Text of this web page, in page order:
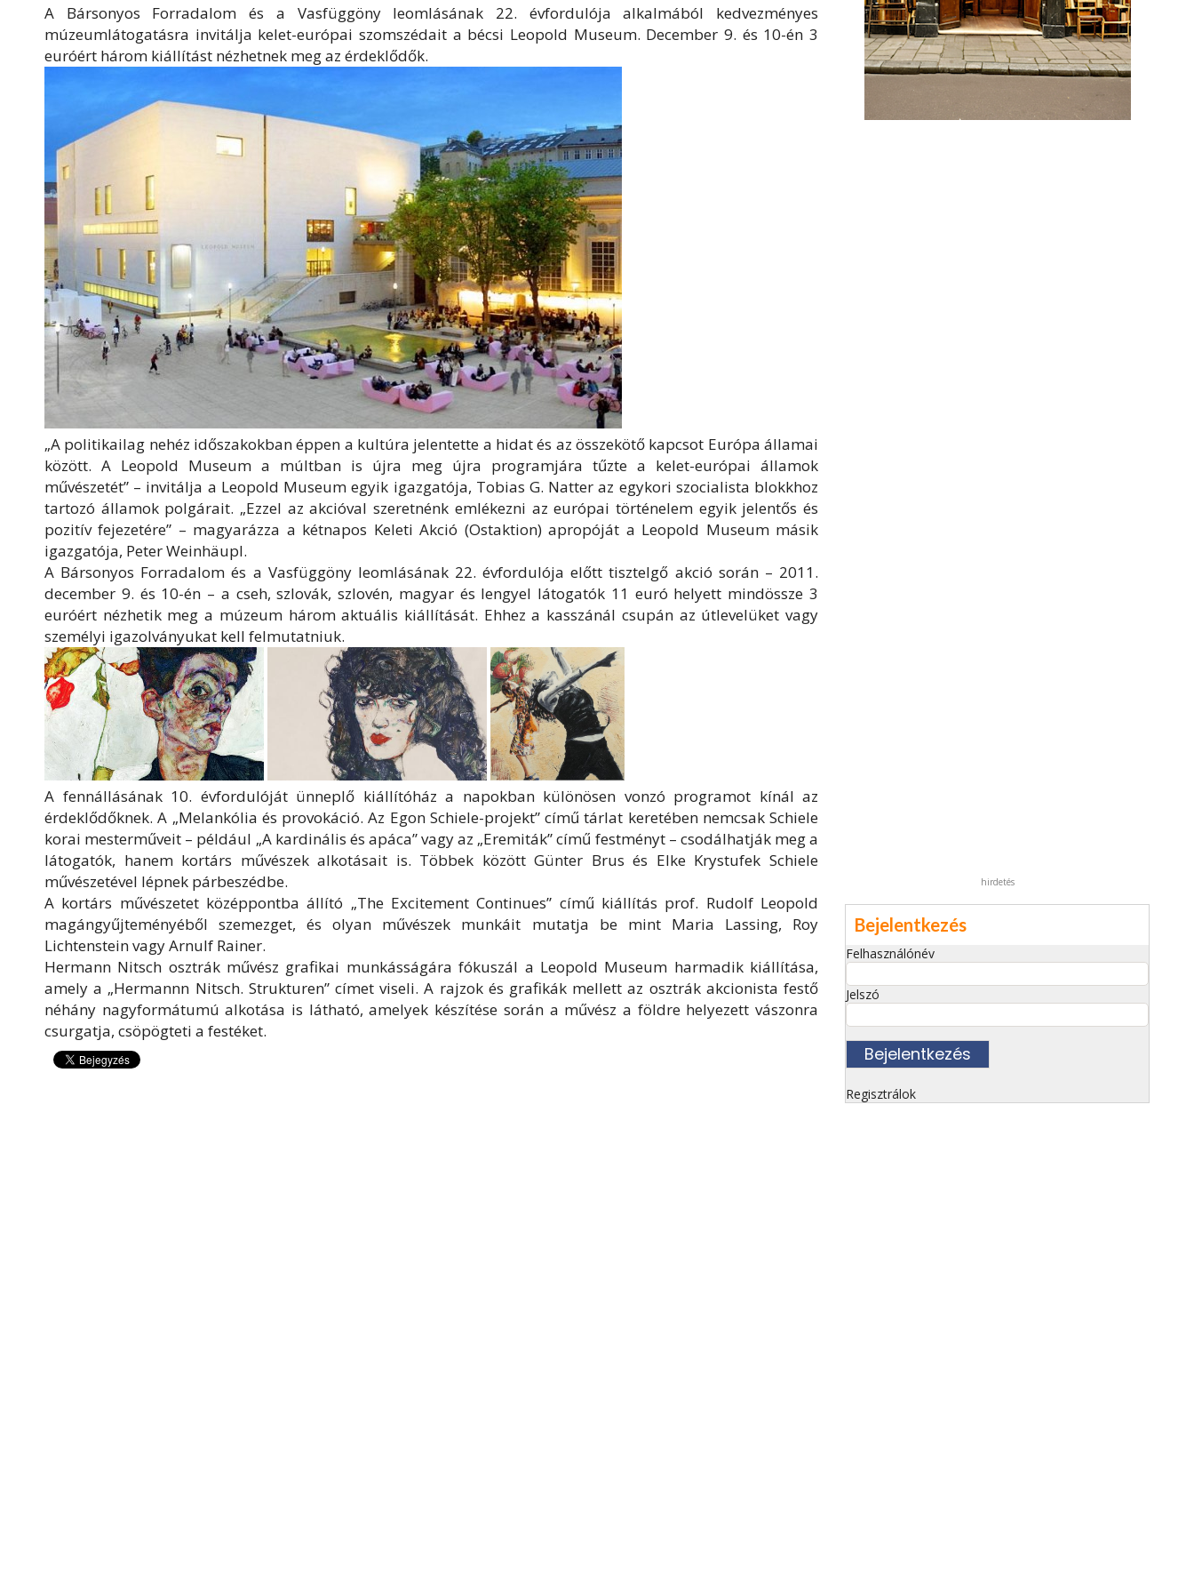
A Bársonyos Forradalom és a Vasfüggöny leomlásának 22. évfordulója alkalmából kedvezményes
múzeumlátogatásra invitálja kelet-európai szomszédait a bécsi Leopold Museum. December 9. és 10-én 3
euróért három kiállítást nézhetnek meg az érdeklődők.
„A politikailag nehéz időszakokban éppen a kultúra jelentette a hidat és az összekötő kapcsot Európa államai
között. A Leopold Museum a múltban is újra meg újra programjára tűzte a kelet-európai államok
művészetét” – invitálja a Leopold Museum egyik igazgatója, Tobias G. Natter az egykori szocialista blokkhoz
tartozó államok polgárait. „Ezzel az akcióval szeretnénk emlékezni az európai történelem egyik jelentős és
pozitív fejezetére” – magyarázza a kétnapos Keleti Akció (Ostaktion) apropóját a Leopold Museum másik
igazgatója, Peter Weinhäupl.
A Bársonyos Forradalom és a Vasfüggöny leomlásának 22. évfordulója előtt tisztelgő akció során – 2011.
december 9. és 10-én – a cseh, szlovák, szlovén, magyar és lengyel látogatók 11 euró helyett mindössze 3
euróért nézhetik meg a múzeum három aktuális kiállítását. Ehhez a kasszánál csupán az útlevelüket vagy
személyi igazolványukat kell felmutatniuk.
A fennállásának 10. évfordulóját ünneplő kiállítóház a napokban különösen vonzó programot kínál az
érdeklődőknek. A „Melankólia és provokáció. Az Egon Schiele-projekt” című tárlat keretében nemcsak Schiele
korai mesterműveit – például „A kardinális és apáca” vagy az „Eremiták” című festményt – csodálhatják meg a
látogatók, hanem kortárs művészek alkotásait is. Többek között Günter Brus és Elke Krystufek Schiele
művészetével lépnek párbeszédbe.
A kortárs művészetet középpontba állító „The Excitement Continues” című kiállítás prof. Rudolf Leopold
magángyűjteményéből szemezget, és olyan művészek munkáit mutatja be mint Maria Lassing, Roy
Lichtenstein vagy Arnulf Rainer.
Hermann Nitsch osztrák művész grafikai munkásságára fókuszál a Leopold Museum harmadik kiállítása,
amely a „Hermannn Nitsch. Strukturen” címet viseli. A rajzok és grafikák mellett az osztrák akcionista festő
néhány nagyformátumú alkotása is látható, amelyek készítése során a művész a földre helyezett vászonra
csurgatja, csöpögteti a festéket.
hirdetés
Bejelentkezés
Felhasználónév
Jelszó
Regisztrálok